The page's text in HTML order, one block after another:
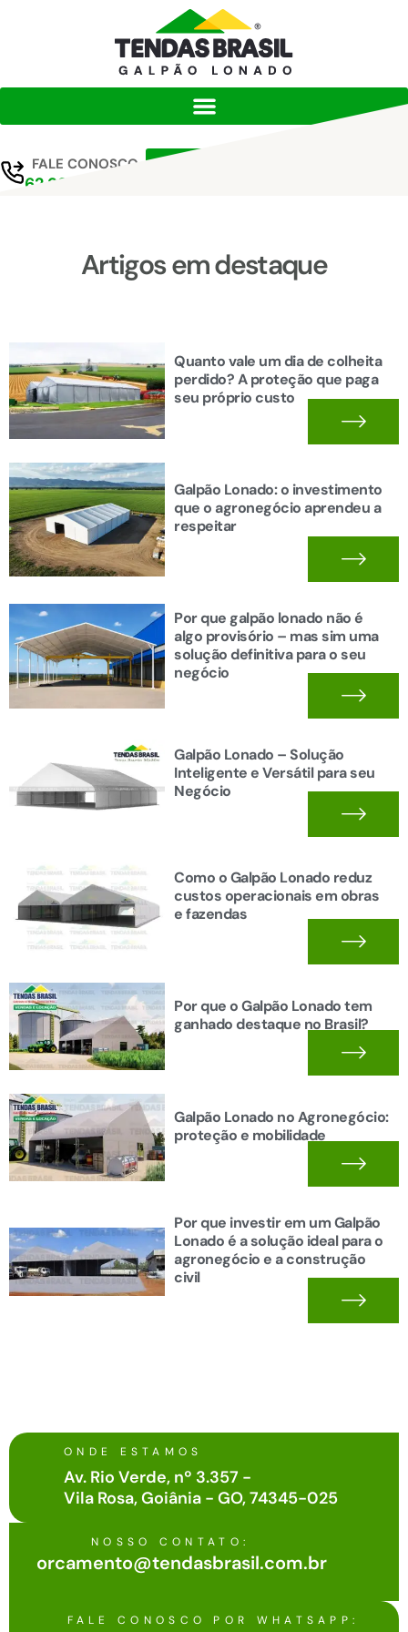
FALE CONOSCO
62 99364-6577
Artigos em destaque
Quanto vale um dia de colheita
perdido? A proteção que paga
seu próprio custo
Galpão Lonado: o investimento
que o agronegócio aprendeu a
respeitar
Por que galpão lonado não é
algo provisório – mas sim uma
solução definitiva para o seu
negócio
Galpão Lonado – Solução
Inteligente e Versátil para seu
Negócio
Como o Galpão Lonado reduz
custos operacionais em obras
e fazendas
Por que o Galpão Lonado tem
ganhado destaque no Brasil?
Galpão Lonado no Agronegócio:
proteção e mobilidade
Por que investir em um Galpão
Lonado é a solução ideal para o
agronegócio e a construção
civil
ONDE ESTAMOS
Av. Rio Verde, nº 3.357 -
Vila Rosa, Goiânia - GO, 74345-025
NOSSO CONTATO:
orcamento@tendasbrasil.com.br
FALE CONOSCO POR WHATSAPP: